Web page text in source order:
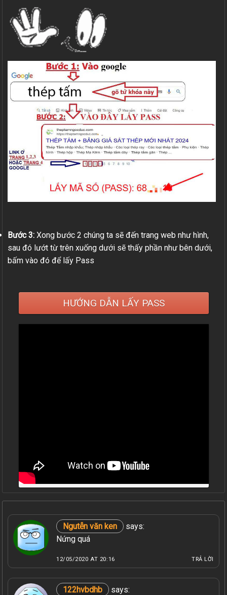
Bước 3: Xong bước 2 chúng ta sẽ đến trang web như hình,
sau đó lướt từ trên xuống dưới sẽ thấy phần như bên dưới,
bấm vào đó để lấy Pass
HƯỚNG DẪN LẤY PASS
Ngutễn văn ken
says:
Nứng quá
12/05/2020 AT 20:16 TRẢ LỜI
122hvbdhb
says: